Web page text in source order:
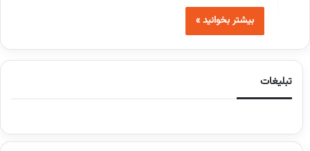
بیشتر بخوانید »
تبلیغات